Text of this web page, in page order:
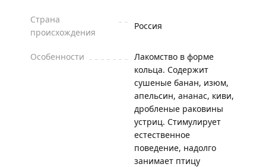
Страна
происхождения
Россия
Особенности
Лакомство в форме
кольца. Содержит
сушеные банан, изюм,
апельсин, ананас, киви,
дробленые раковины
устриц. Стимулирует
естественное
поведение, надолго
занимает птицу